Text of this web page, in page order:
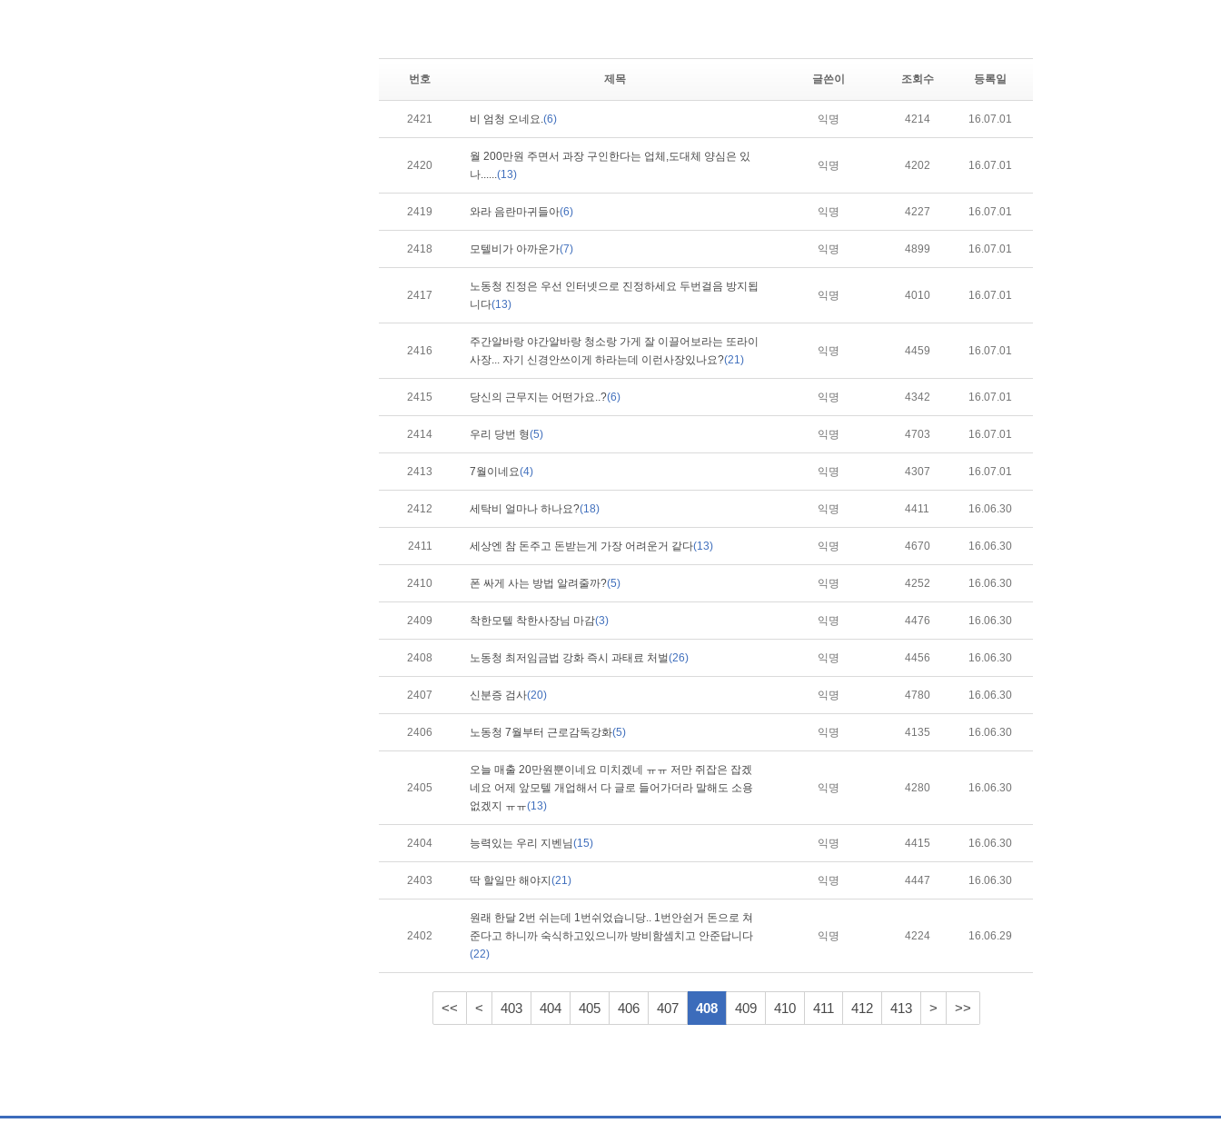
번호 제목 글쓴이 조회수 등록일
2421 비 엄청 오네요.(6) 익명 4214 16.07.01
2420
월 200만원 주면서 과장 구인한다는 업체,도대체 양심은 있
나......(13)
익명 4202 16.07.01
2419 와라 음란마귀들아(6) 익명 4227 16.07.01
2418 모텔비가 아까운가(7) 익명 4899 16.07.01
2417
노동청 진정은 우선 인터넷으로 진정하세요 두번걸음 방지됩
니다(13)
익명 4010 16.07.01
2416
주간알바랑 야간알바랑 청소랑 가게 잘 이끌어보라는 또라이
사장... 자기 신경안쓰이게 하라는데 이런사장있나요?(21)
익명 4459 16.07.01
2415 당신의 근무지는 어떤가요..?(6) 익명 4342 16.07.01
2414 우리 당번 형(5) 익명 4703 16.07.01
2413 7월이네요(4) 익명 4307 16.07.01
2412 세탁비 얼마나 하나요?(18) 익명 4411 16.06.30
2411 세상엔 참 돈주고 돈받는게 가장 어려운거 같다(13) 익명 4670 16.06.30
2410 폰 싸게 사는 방법 알려줄까?(5) 익명 4252 16.06.30
2409 착한모텔 착한사장님 마감(3) 익명 4476 16.06.30
2408 노동청 최저임금법 강화 즉시 과태료 처벌(26) 익명 4456 16.06.30
2407 신분증 검사(20) 익명 4780 16.06.30
2406 노동청 7월부터 근로감독강화(5) 익명 4135 16.06.30
2405
오늘 매출 20만원뿐이네요 미치겠네 ㅠㅠ 저만 쥐잡은 잡겠
네요 어제 앞모텔 개업해서 다 글로 들어가더라 말해도 소용
없겠지 ㅠㅠ(13)
익명 4280 16.06.30
2404 능력있는 우리 지벤님(15) 익명 4415 16.06.30
2403 딱 할일만 해야지 (21) 익명 4447 16.06.30
2402
원래 한달 2번 쉬는데 1번쉬었습니당.. 1번안쉰거 돈으로 쳐
준다고 하니까 숙식하고있으니까 방비함셈치고 안준답니다
(22)
익명 4224 16.06.29
<< < 403 404 405 406 407 408 409 410 411 412 413 > >>